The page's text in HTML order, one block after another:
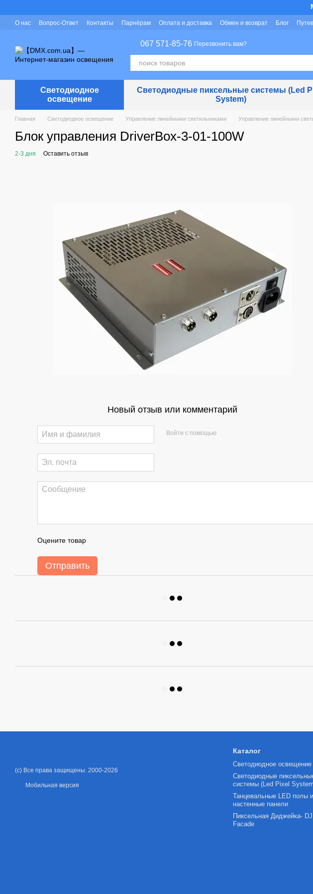
Мы
О нас Вопрос-Ответ Контакты Парнёрам Оплата и доставка Обмен и возврат Блог
067 571-85-76 Перезвонить вам?
Светодиодное
освещение
Светодиодные пиксельные системы (Led
System)
Главная Светодиодное освещение Управление линейными светильниками Управление линейными
Блок управления DriverBox-3-01-100W
2-3 дня Оставить отзыв
Новый отзыв или комментарий
Войти с помощью
Оцените товар
Отправить
(c) Все права защищены. 2000-2026
Мобильная версия
Каталог
Светодиодное освещение
Светодиодные
системы (Led Pixel
Танцевальные LED полы и
настенные панели
Пиксельная Диджейка- DJ
Facade